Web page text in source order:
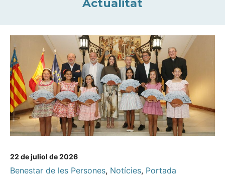
Actualitat
22 de juliol de 2026
Benestar de les Persones, Notícies, Portada